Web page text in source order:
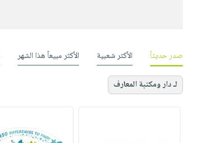
صدر حديثاً الأكثر شعبية الأكثر مبيعاً هذا الشهر
لـ دار ومكتبة المعارف